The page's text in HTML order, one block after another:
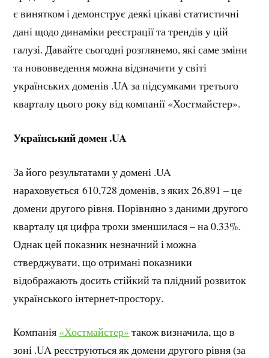
є винятком і демонструє деякі цікаві статистичні
дані щодо динаміки реєстрації та трендів у цій
галузі. Давайте сьогодні розглянемо, які саме зміни
та нововведення можна відзначити у світі
українських доменів .UA за підсумками третього
кварталу цього року від компанії «Хостмайстер».
Український домен .UA
За його результатами у домені .UA
нараховується 610,728 доменів, з яких 26,891 – це
домени другого рівня. Порівняно з даними другого
кварталу ця цифра трохи зменшилася – на 0.33%.
Однак цей показник незначний і можна
стверджувати, що отримані показники
відображають досить стійкий та плідний розвиток
українського інтернет-простору.
Компанія «Хостмайстер» також визначила, що в
зоні .UA реєструються як домени другого рівня (за